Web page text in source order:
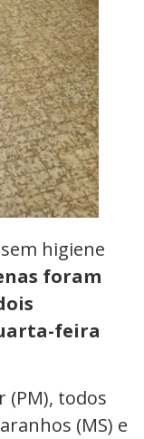
higiene
foram
feira
(PM), todos
(MS) e